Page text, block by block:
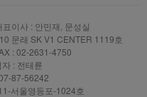
이사 : 안민재, 문성실
문래 SK V1 CENTER 1119호
: 02-2631-4750
: 전태륜
87-56242
서울영등포-1024호